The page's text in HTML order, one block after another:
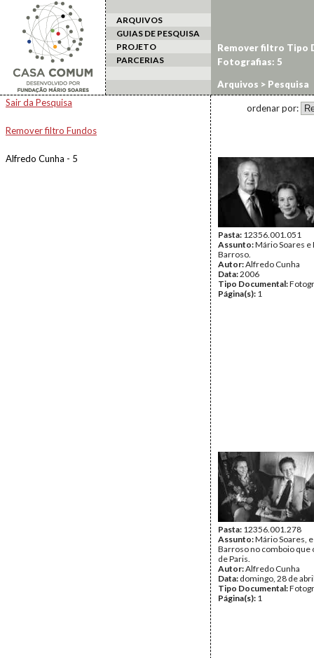
ARQUIVOS
GUIAS DE PESQUISA
PROJETO
PARCERIAS
Arquivos > Pesquisa
Sair da Pesquisa
Remover filtro Fundos
Alfredo Cunha - 5
Remover filtro Tipo
Fotografias: 5
ordenar por:
Pasta: 12356.001.051
Assunto:Mário Soares e
Barroso.
Autor:Alfredo Cunha
Data:2006
Tipo Documental:
Página(s): 1
Pasta: 12356.001.278
Assunto:Mário Soares,
Barroso no comboio que
de Paris.
Autor:Alfredo Cunha
Data: domingo, 28 de
Tipo Documental:
Página(s): 1